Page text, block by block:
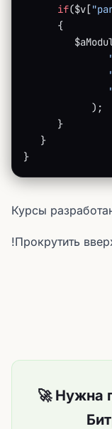
      if
($v[
      {
            );
      }
   }
}
Курсы
!Прокрутить
🚀 Нужна